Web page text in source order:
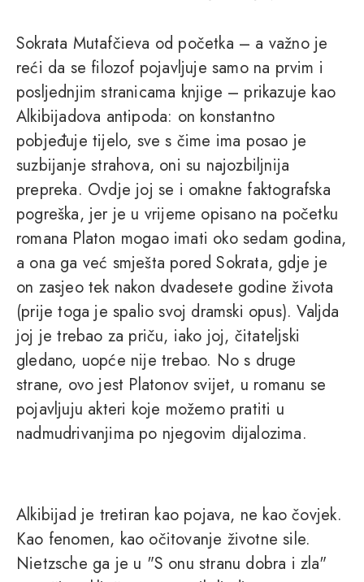
Sokrata Mutafčieva od početka – a važno je
reći da se filozof pojavljuje samo na prvim i
posljednjim stranicama knjige – prikazuje kao
Alkibijadova antipoda: on konstantno
pobjeđuje tijelo, sve s čime ima posao je
suzbijanje strahova, oni su najozbiljnija
prepreka. Ovdje joj se i omakne faktografska
pogreška, jer je u vrijeme opisano na početku
romana Platon mogao imati oko sedam godina,
a ona ga već smješta pored Sokrata, gdje je
on zasjeo tek nakon dvadesete godine života
(prije toga je spalio svoj dramski opus). Valjda
joj je trebao za priču, iako joj, čitateljski
gledano, uopće nije trebao. No s druge
strane, ovo jest Platonov svijet, u romanu se
pojavljuju akteri koje možemo pratiti u
nadmudrivanjima po njegovim dijalozima.
Alkibijad je tretiran kao pojava, ne kao čovjek.
Kao fenomen, kao očitovanje životne sile.
Nietzsche ga je u "S onu stranu dobra i zla"